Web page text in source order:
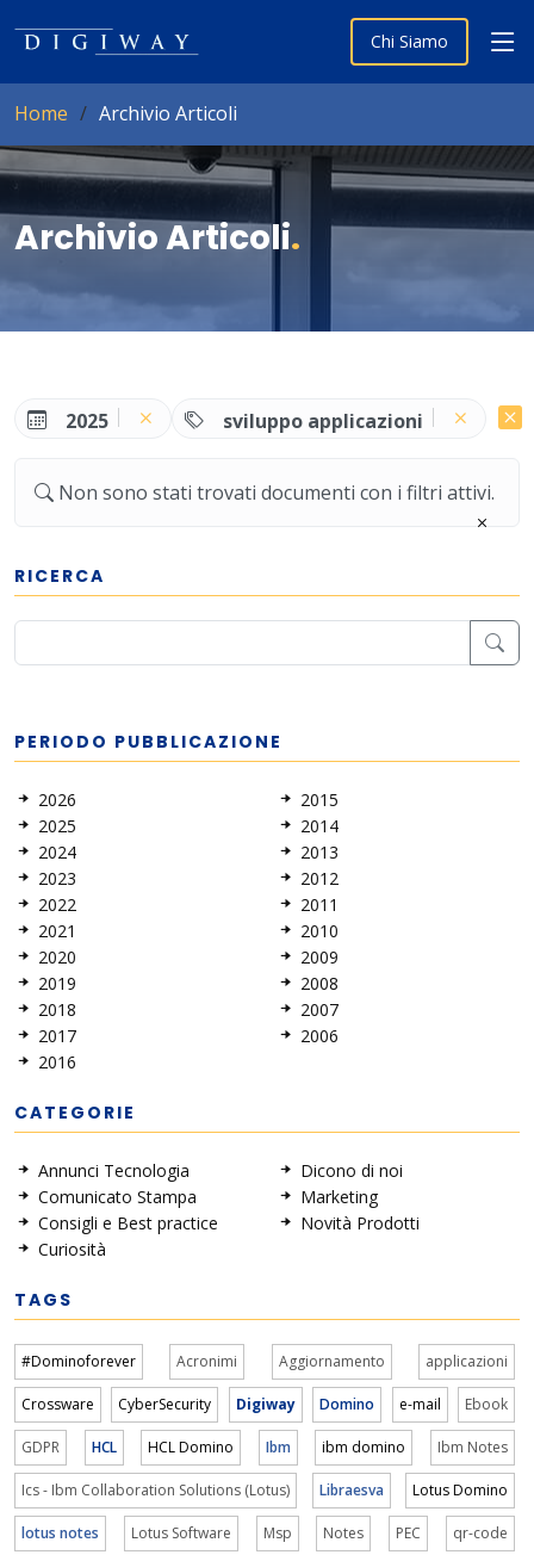
Chi Siamo
Home Archivio Articoli
Archivio Articoli.
2025 sviluppo applicazioni
Non sono stati trovati documenti con i filtri attivi.
RICERCA
PERIODO PUBBLICAZIONE
2026
2025
2024
2023
2022
2021
2020
2019
2018
2017
2016
2015
2014
2013
2012
2011
2010
2009
2008
2007
2006
CATEGORIE
Annunci Tecnologia
Comunicato Stampa
Consigli e Best practice
Curiosità
Dicono di noi
Marketing
Novità Prodotti
TAGS
#Dominoforever Acronimi Aggiornamento applicazioni
Crossware CyberSecurity Digiway Domino e-mail Ebook
GDPR HCL HCL Domino Ibm ibm domino Ibm Notes
Ics - Ibm Collaboration Solutions (Lotus) Libraesva Lotus Domino
lotus notes Lotus Software Msp Notes PEC qr-code